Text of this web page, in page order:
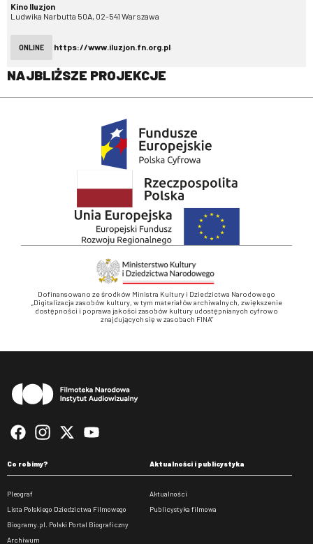
Kino Iluzjon
Ludwika Narbutta 50A, 02-541 Warszawa
ONLINE https://www.iluzjon.fn.org.pl
NAJBLIŻSZE PROJEKCJE
Dofinansowano ze środków Ministra Kultury i Dziedzictwa Narodowego
„Digitalizacja zasobów kultury, w tym materiałów archiwalnych, zwiększenie
dostępności i poprawa jakości zasobów kultury udostępnianych cyfrowo
znajdujących się w zasobach FINA”
Co robimy?
Pleograf
Lista Polskiego Dziedzictwa Filmowego
Biogramy.pl. Polski Portal Biograficzny
Archiwum
Aktualności i publicystyka
Aktualności
Publicystyka filmowa